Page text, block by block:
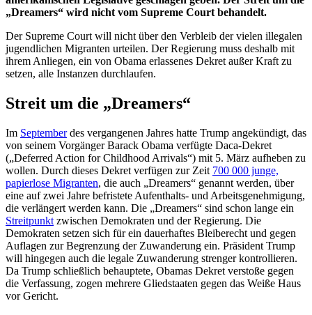
„Dreamers“ wird nicht vom Supreme Court behandelt.
Der Supreme Court will nicht über den Verbleib der vielen illegalen
jugendlichen Migranten urteilen. Der Regierung muss deshalb mit
ihrem Anliegen, ein von Obama erlassenes Dekret außer Kraft zu
setzen, alle Instanzen durchlaufen.
Streit um die „Dreamers“
Im Septemberdes vergangenen Jahres hatte Trump angekündigt, das
von seinem Vorgänger Barack Obama verfügte Daca-Dekret
(„Deferred Action for Childhood Arrivals“) mit 5. März aufheben zu
wollen. Durch dieses Dekret verfügen zur Zeit 700 000 junge,
papierlose Migranten, die auch „Dreamers“ genannt werden, über
eine auf zwei Jahre befristete Aufenthalts- und Arbeitsgenehmigung,
die verlängert werden kann. Die „Dreamers“ sind schon lange ein
Streitpunkt zwischen Demokraten und der Regierung. Die
Demokraten setzen sich für ein dauerhaftes Bleiberecht und gegen
Auflagen zur Begrenzung der Zuwanderung ein. Präsident Trump
will hingegen auch die legale Zuwanderung strenger kontrollieren.
Da Trump schließlich behauptete, Obamas Dekret verstoße gegen
die Verfassung, zogen mehrere Gliedstaaten gegen das Weiße Haus
vor Gericht.